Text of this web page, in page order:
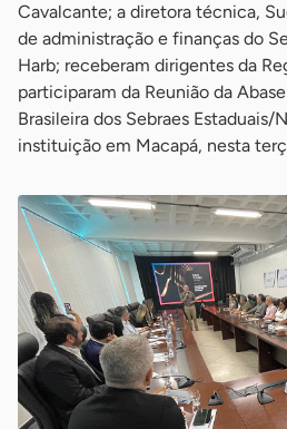
Cavalcante; a diretora técnica,
de administração e finanças do
Harb; receberam dirigentes da
participaram da Reunião da
Brasileira dos Sebraes Estaduais/
instituição em Macapá, nesta